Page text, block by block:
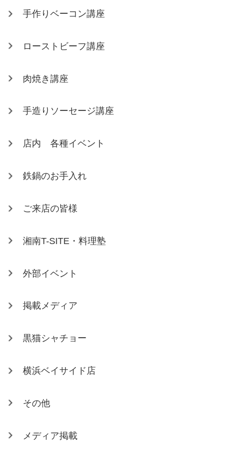
手作りベーコン講座
ローストビーフ講座
肉焼き講座
手造りソーセージ講座
店内 各種イベント
鉄鍋のお手入れ
ご来店の皆様
湘南T-SITE・料理塾
外部イベント
掲載メディア
黒猫シャチョー
横浜ベイサイド店
その他
メディア掲載